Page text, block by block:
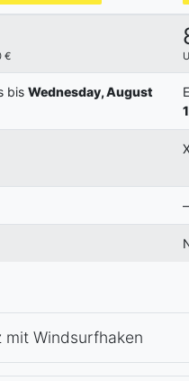
€
bis Wednesday, August
mit Windsurfhaken